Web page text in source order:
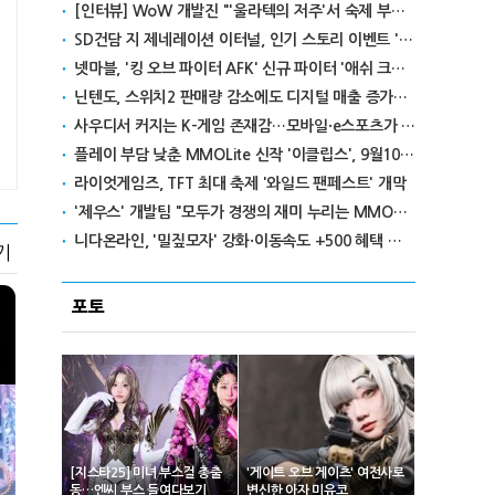
[인터뷰] WoW 개발진 "'울라텍의 저주'서 숙제 부담 줄이고 보상 높여"
SD건담 지 제네레이션 이터널, 인기 스토리 이벤트 '라크로아의 용사' 재개최
넷마블, '킹 오브 파이터 AFK' 신규 파이터 '애쉬 크림존' 업데이트
닌텐도, 스위치2 판매량 감소에도 디지털 매출 증가로 영익 급증
사우디서 커지는 K-게임 존재감…모바일·e스포츠가 이끌었다
플레이 부담 낮춘 MMOLite 신작 '이클립스', 9월10일 출격
라이엇게임즈, TFT 최대 축제 '와일드 팬페스트' 개막
'제우스' 개발팀 "모두가 경쟁의 재미 누리는 MMORPG로 만들 것"
니다온라인, '밀짚모자' 강화·이동속도 +500 혜택 이벤트 진행
포토
[지스타25] 미녀 부스걸 총출
동…엔씨 부스 들여다보기
'게이트 오브 게이츠' 여전사로
변신한 아자 미유코